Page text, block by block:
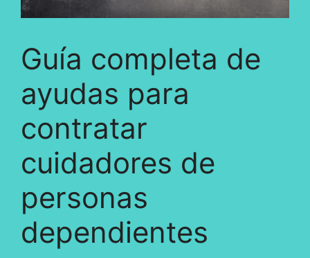
Guía completa de
ayudas para
contratar
cuidadores de
personas
dependientes